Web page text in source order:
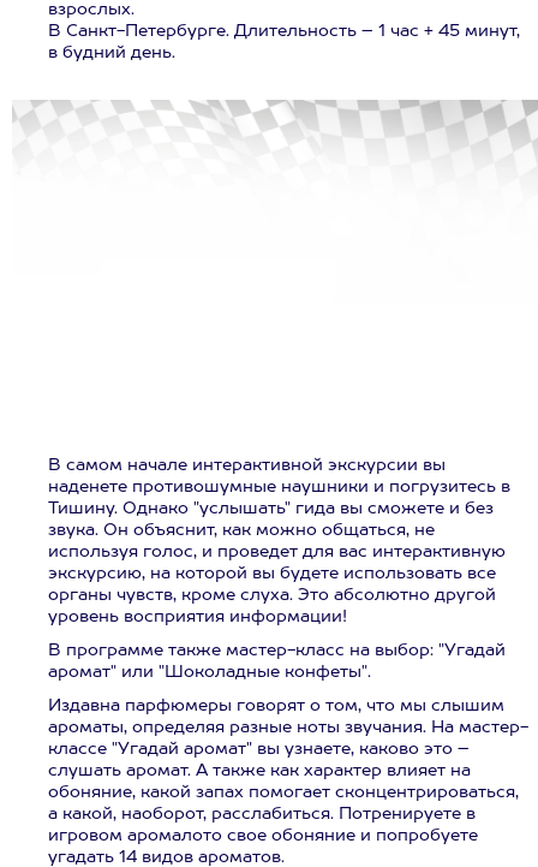
взрослых.
В Санкт-Петербурге. Длительность – 1 час + 45 минут,
в будний день.
В самом начале интерактивной экскурсии вы
наденете противошумные наушники и погрузитесь в
Тишину. Однако "услышать" гида вы сможете и без
звука. Он объяснит, как можно общаться, не
используя голос, и проведет для вас интерактивную
экскурсию, на которой вы будете использовать все
органы чувств, кроме слуха. Это абсолютно другой
уровень восприятия информации!
В программе также мастер-класс на выбор: "Угадай
аромат" или "Шоколадные конфеты".
Издавна парфюмеры говорят о том, что мы слышим
ароматы, определяя разные ноты звучания. На мастер-
классе "Угадай аромат" вы узнаете, каково это –
слушать аромат. А также как характер влияет на
обоняние, какой запах помогает сконцентрироваться,
а какой, наоборот, расслабиться. Потренируете в
игровом аромалото свое обоняние и попробуете
угадать 14 видов ароматов.